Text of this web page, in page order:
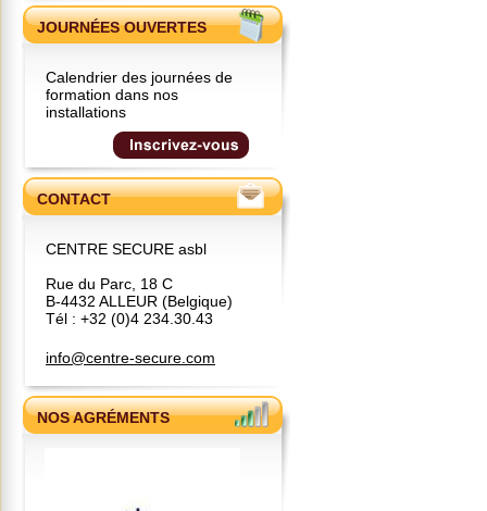
JOURNÉES OUVERTES
Calendrier des journées de
formation dans nos
installations
CONTACT
CENTRE SECURE asbl
Rue du Parc, 18 C
B-4432 ALLEUR (Belgique)
Tél : +32 (0)4 234.30.43
info@centre-secure.com
NOS AGRÉMENTS